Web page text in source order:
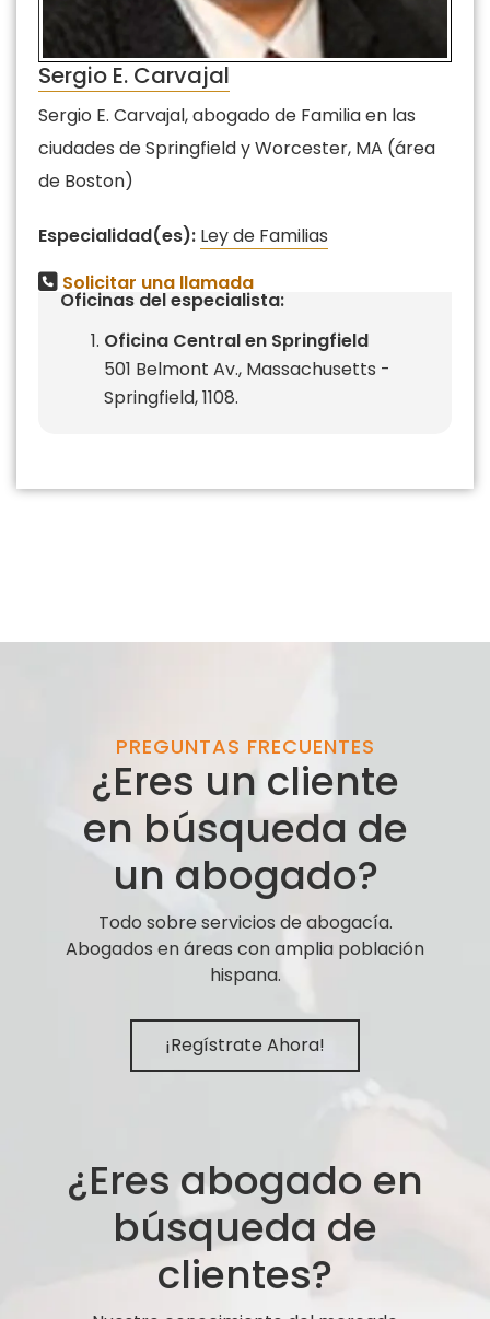
Sergio E. Carvajal
Sergio E. Carvajal, abogado de Familia en las
ciudades de Springfield y Worcester, MA (área
de Boston)
Especialidad(es): Ley de Familias
Solicitar una llamada
Oficinas del especialista:
Oficina Central en Springfield
501 Belmont Av., Massachusetts -
Springfield, 1108.
PREGUNTAS FRECUENTES
¿Eres un cliente
en búsqueda de
un abogado?
Todo sobre servicios de abogacía.
Abogados en áreas con amplia población
hispana.
¡Regístrate Ahora!
¿Eres abogado en
búsqueda de
clientes?